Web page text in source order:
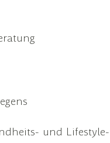
und Lifestyle-